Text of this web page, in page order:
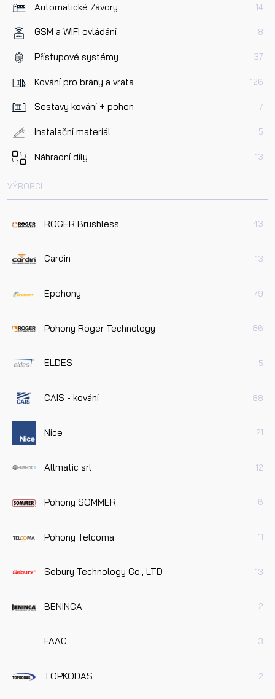
Automatické Závory 14
GSM a WIFI ovládání 8
Přístupové systémy 37
Kování pro brány a vrata 126
Sestavy kování + pohon 7
Instalační materiál 5
Náhradní díly 13
VÝROBCI
ROGER Brushless 43
Cardin 13
Epohony 79
Pohony Roger Technology 86
ELDES 5
CAIS - kování 88
Nice 21
Allmatic srl 12
Pohony SOMMER 6
Pohony Telcoma 11
Sebury Technology Co., LTD 13
BENINCA 2
FAAC 3
TOPKODAS 2